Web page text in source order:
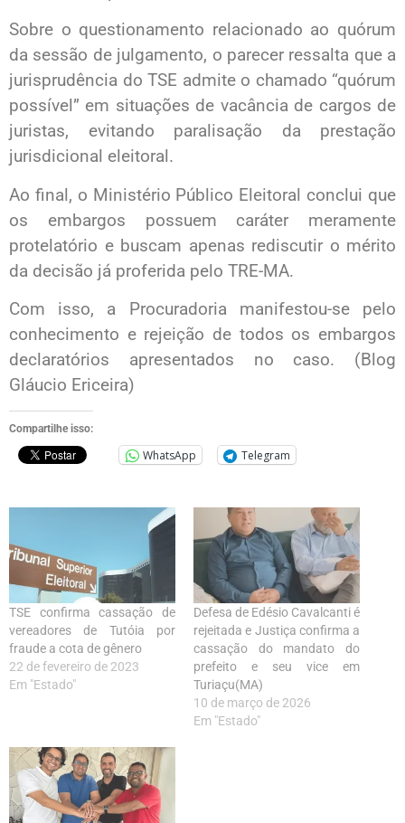
Sobre o questionamento relacionado ao quórum
da sessão de julgamento, o parecer ressalta que a
jurisprudência do TSE admite o chamado “quórum
possível” em situações de vacância de cargos de
juristas, evitando paralisação da prestação
jurisdicional eleitoral.
Ao final, o Ministério Público Eleitoral conclui que
os embargos possuem caráter meramente
protelatório e buscam apenas rediscutir o mérito
da decisão já proferida pelo TRE-MA.
Com isso, a Procuradoria manifestou-se pelo
conhecimento e rejeição de todos os embargos
declaratórios apresentados no caso. (Blog
Gláucio Ericeira)
Compartilhe isso:
WhatsApp Telegram
TSE confirma cassação de
vereadores de Tutóia por
fraude a cota de gênero
22 de fevereiro de 2023
Em "Estado"
Defesa de Edésio Cavalcanti é
rejeitada e Justiça confirma a
cassação do mandato do
prefeito e seu vice em
Turiaçu(MA)
10 de março de 2026
Em "Estado"